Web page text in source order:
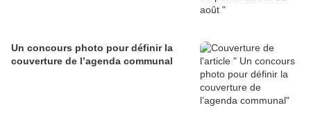
Un concours photo pour définir la
couverture de l’agenda communal